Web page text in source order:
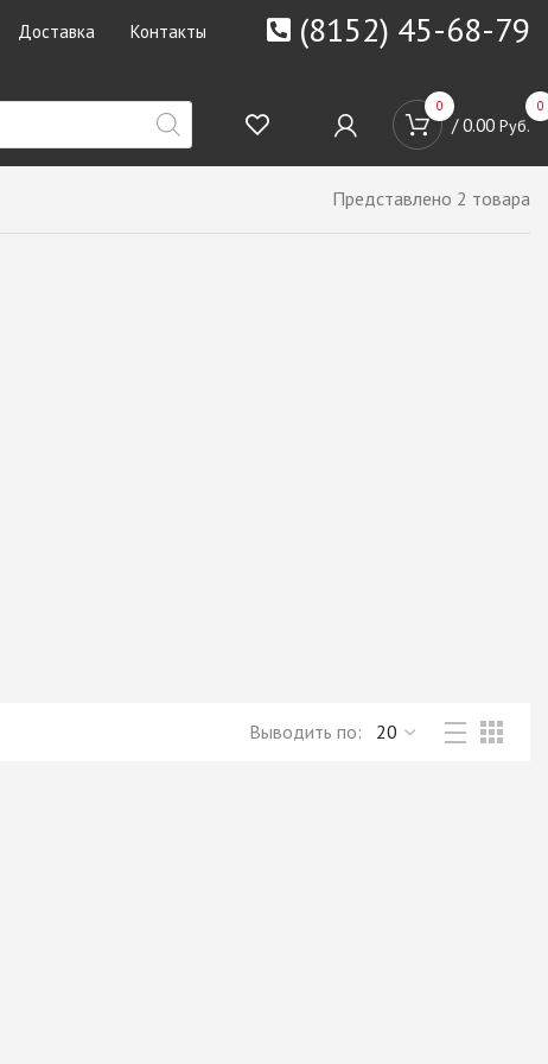
Доставка Контакты (8152) 45-68-79
0 0
/ 0.00 Руб.
Представлено 2 товара
Выводить по: